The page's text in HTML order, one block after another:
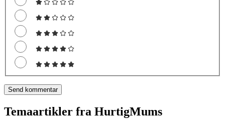
Temaartikler fra HurtigMums